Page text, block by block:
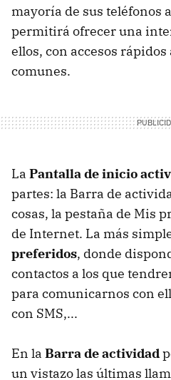
mayoría de sus teléfonos
permitirá ofrecer una
ellos, con accesos
comunes.
La Pantalla de inicio
partes: la Barra de
cosas, la pestaña de Mis
de Internet. La más
preferidos, donde
contactos a los que
para comunicarnos con
con SMS,...
En la Barra de actividad
un vistazo las últimas